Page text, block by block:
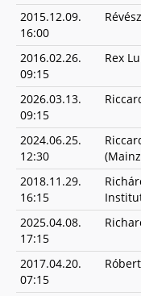
2015.12.09.
16:00
2016.02.26.
09:15
Rex
2026.03.13.
09:15
2024.06.25.
12:30
2018.11.29.
16:15
2025.04.08.
17:15
2017.04.20.
07:15